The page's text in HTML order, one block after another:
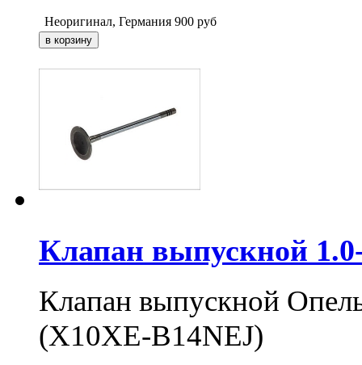
Неоригинал, Германия 900 руб
Клапан выпускной
Клапан выпускной
(X10XE-B14NEJ)